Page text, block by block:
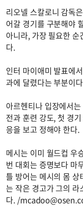
리오넬 스칼로니 감독
어갈 경기를 구분해야
아니라, 가장 필요한
다.
인터 마이애미 발표에
과에 달렸다는 부분이
아르헨티나 입장에서
전과 훈련 강도, 첫 경
응을 보고 정해야 한다.
메시는 이미 월드컵 우
번 대회는 증명보다 마
틀 방어는 메시의 몸
는 작은 경고가 그의
다. /